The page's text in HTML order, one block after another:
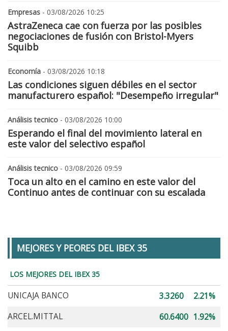
Empresas - 03/08/2026 10:25
AstraZeneca cae con fuerza por las posibles
negociaciones de fusión con Bristol-Myers
Squibb
Economía - 03/08/2026 10:18
Las condiciones siguen débiles en el sector
manufacturero español: "Desempeño irregular"
Análisis tecnico - 03/08/2026 10:00
Esperando el final del movimiento lateral en
este valor del selectivo español
Análisis tecnico - 03/08/2026 09:59
Toca un alto en el camino en este valor del
Continuo antes de continuar con su escalada
MEJORES Y PEORES DEL IBEX 35
LOS MEJORES DEL IBEX 35
UNICAJA BANCO 3.3260
2.21%
ARCEL.MITTAL
60.6400 1.92%